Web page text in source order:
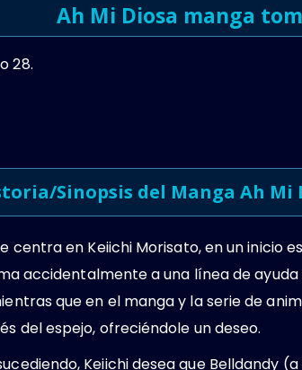
Ah Mi Diosa manga
28.
Sinopsis del Manga Ah Mi
centra en Keiichi Morisato, en un inicio
accidentalmente a una línea de
que en el manga y la serie de
del espejo, ofreciéndole un deseo.
Keiichi desea que Belldandy